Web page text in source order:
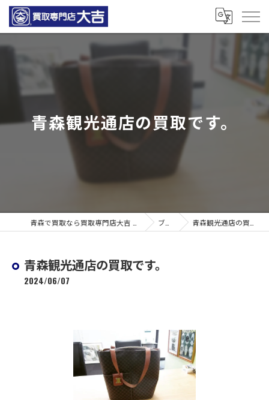
青森観光通店の買取です。
ブログ 青森観光通店の買取です。
青森観光通店の買取です。
2024/06/07